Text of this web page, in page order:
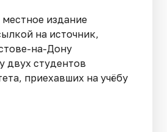
издание
на источник,
на-Дону
двух студентов
приехавших на учёбу